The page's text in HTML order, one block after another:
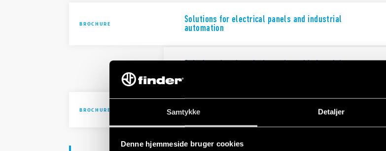
Samtykke Detaljer
Denne hjemmeside bruger cookies
BROCHURE Solutions for electrical panels and industrial
automation
Solutions for electrical panels and industrial
BROCHURE Brochure Industrial applications